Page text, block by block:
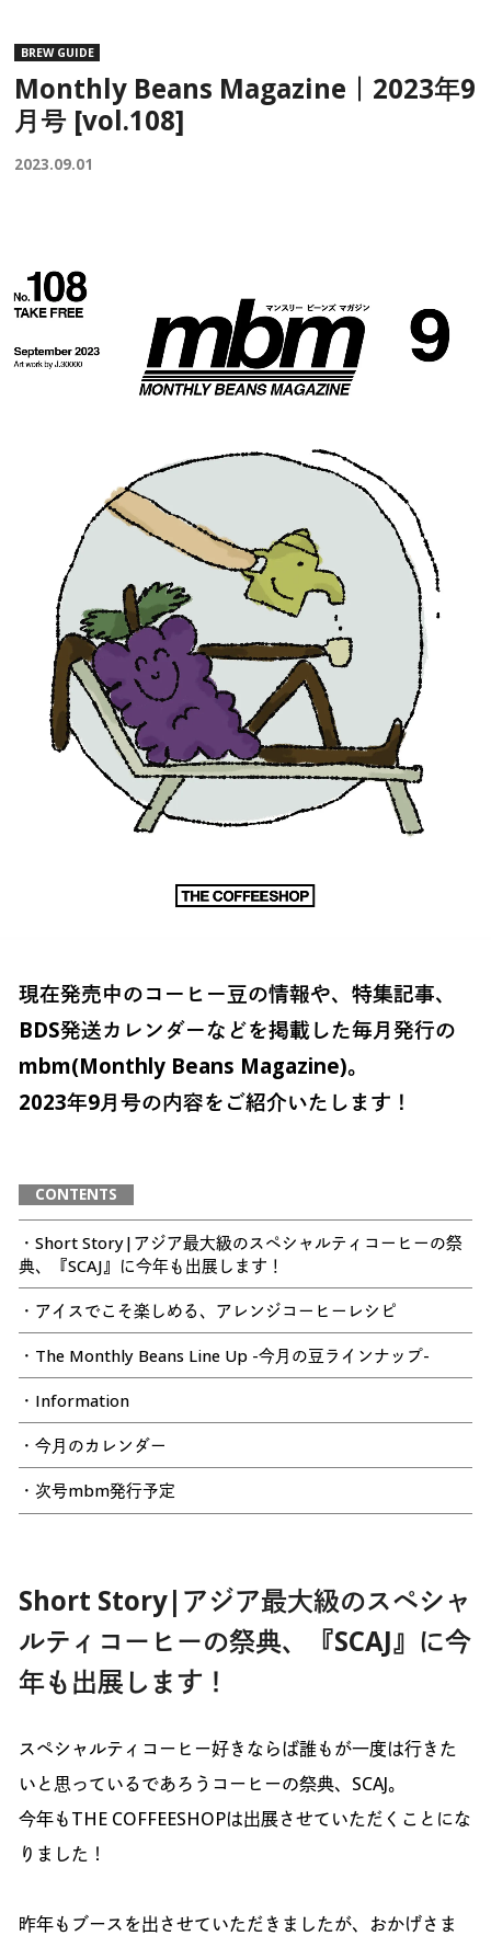
BREW GUIDE
Monthly Beans Magazine｜2023年9
月号 [vol.108]
2023.09.01
現在発売中のコーヒー豆の情報や、特集記事、
BDS発送カレンダーなどを掲載した毎月発行の
mbm(Monthly Beans Magazine)。
2023年9月号の内容をご紹介いたします！
CONTENTS
・Short Story|アジア最大級のスペシャルティコーヒーの祭
典、『SCAJ』に今年も出展します！
・アイスでこそ楽しめる、アレンジコーヒーレシピ
・The Monthly Beans Line Up -今月の豆ラインナップ-
・Information
・今月のカレンダー
・次号mbm発行予定
Short Story|アジア最大級のスペシャ
ルティコーヒーの祭典、『SCAJ』に今
年も出展します！
スペシャルティコーヒー好きならば誰もが一度は行きた
いと思っているであろうコーヒーの祭典、SCAJ。
今年もTHE COFFEESHOPは出展させていただくことにな
りました！
昨年もブースを出させていただきましたが、おかげさま